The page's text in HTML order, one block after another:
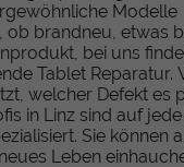
Modelle
ob brandneu, etwas
bei uns
Tablet Reparatur.
welcher Defekt es
in Linz sind auf
Sie können
Leben